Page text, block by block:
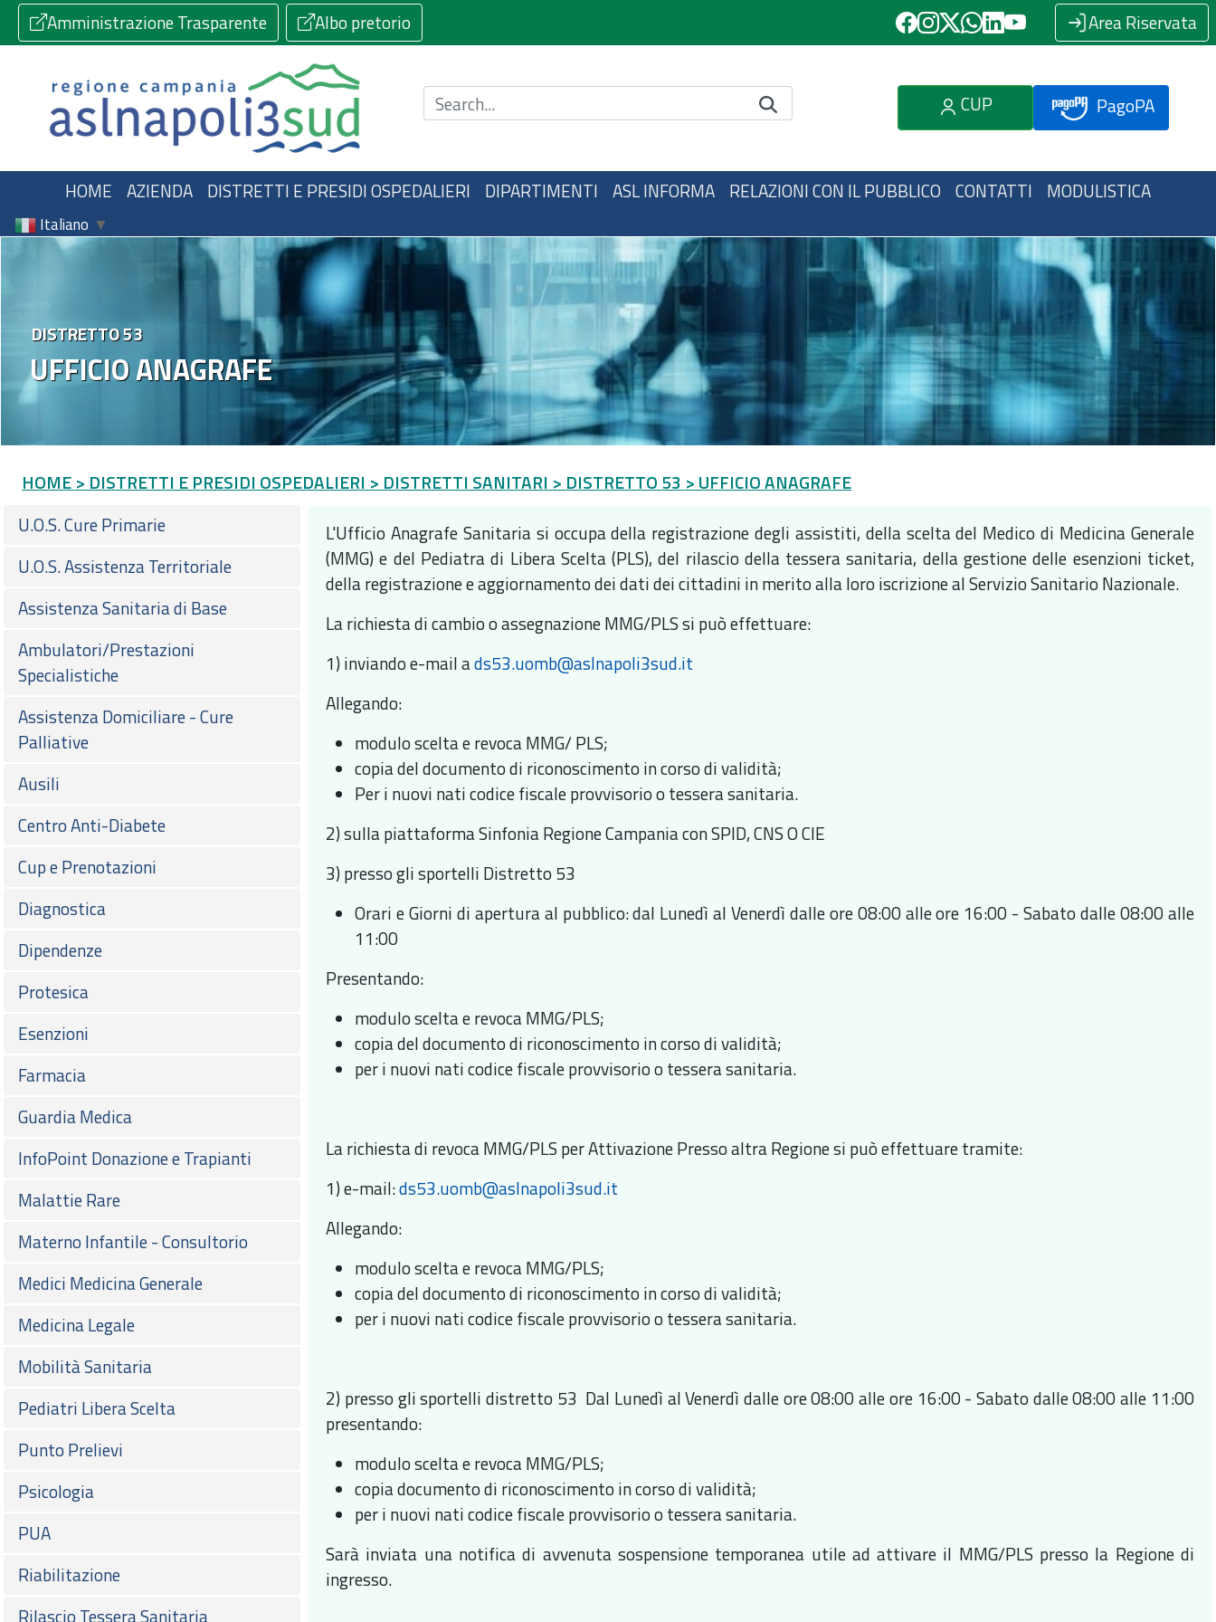
Amministrazione Trasparente Albo pretorio Area Riservata
Cerca nel sito CUP PagoPA
HOME AZIENDA DISTRETTI E PRESIDI OSPEDALIERI DIPARTIMENTI ASL INFORMA RELAZIONI CON IL PUBBLICO CONTATTI MODULISTICA
Italiano ▼
UFFICIO ANAGRAFE
DISTRETTO 53
HOME > DISTRETTI E PRESIDI OSPEDALIERI > DISTRETTI SANITARI > DISTRETTO 53 > UFFICIO ANAGRAFE
U.O.S. Cure Primarie
U.O.S. Assistenza Territoriale
Assistenza Sanitaria di Base
Ambulatori/Prestazioni
Specialistiche
Assistenza Domiciliare - Cure
Palliative
Ausili
Centro Anti-Diabete
Cup e Prenotazioni
Diagnostica
Dipendenze
Protesica
Esenzioni
Farmacia
Guardia Medica
InfoPoint Donazione e Trapianti
Malattie Rare
Materno Infantile - Consultorio
Medici Medicina Generale
Medicina Legale
Mobilità Sanitaria
Pediatri Libera Scelta
Punto Prelievi
Psicologia
PUA
Riabilitazione
Rilascio Tessera Sanitaria
L'Ufficio Anagrafe Sanitaria si occupa della registrazione degli assistiti, della scelta del Medico di Medicina Generale
(MMG) e del Pediatra di Libera Scelta (PLS), del rilascio della tessera sanitaria, della gestione delle esenzioni ticket,
della registrazione e aggiornamento dei dati dei cittadini in merito alla loro iscrizione al Servizio Sanitario Nazionale.
La richiesta di cambio o assegnazione MMG/PLS si può effettuare:
1) inviando e-mail ads53.uomb@aslnapoli3sud.it
Allegando:
modulo scelta e revoca MMG/ PLS;
copia del documento di riconoscimento in corso di validità;
Per i nuovi nati codice fiscale provvisorio o tessera sanitaria.
2) sulla piattaforma Sinfonia Regione Campania con SPID, CNS O CIE
3) presso gli sportelli Distretto 53
Orari e Giorni di apertura al pubblico: dal Lunedì al Venerdì dalle ore 08:00 alle ore 16:00 - Sabato dalle 08:00 alle
11:00
Presentando:
modulo scelta e revoca MMG/PLS;
copia del documento di riconoscimento in corso di validità;
per i nuovi nati codice fiscale provvisorio o tessera sanitaria.
La richiesta di revoca MMG/PLS per Attivazione Presso altra Regione si può effettuare tramite:
1) e-mail:ds53.uomb@aslnapoli3sud.it
Allegando:
modulo scelta e revoca MMG/PLS;
copia del documento di riconoscimento in corso di validità;
per i nuovi nati codice fiscale provvisorio o tessera sanitaria.
2) presso gli sportelli distretto 53 Dal Lunedì al Venerdì dalle ore 08:00 alle ore 16:00 - Sabato dalle 08:00 alle 11:00
presentando:
modulo scelta e revoca MMG/PLS;
copia documento di riconoscimento in corso di validità;
per i nuovi nati codice fiscale provvisorio o tessera sanitaria.
Sarà inviata una notifica di avvenuta sospensione temporanea utile ad attivare il MMG/PLS presso la Regione di
ingresso.